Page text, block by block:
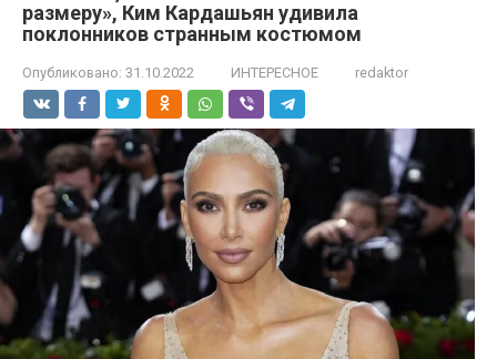
размеру», Ким Кардашьян удивила
поклонников странным костюмом
Опубликовано: 31.10.2022 ИНТЕРЕСНОЕ redaktor